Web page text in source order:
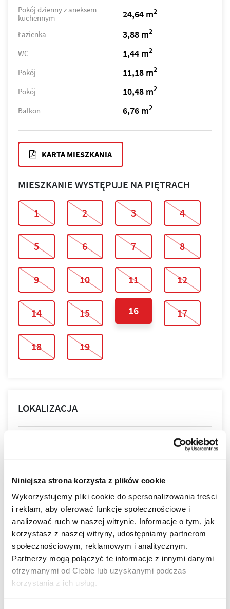
Niniejsza strona korzysta z plików cookie
Wykorzystujemy pliki cookie do spersonalizowania treści
i reklam, aby oferować funkcje społecznościowe i
analizować ruch w naszej witrynie. Informacje o tym, jak
korzystasz z naszej witryny, udostępniamy partnerom
społecznościowym, reklamowym i analitycznym.
Partnerzy mogą połączyć te informacje z innymi danymi
otrzymanymi od Ciebie lub uzyskanymi podczas
korzystania z ich usług.
Pokój dzienny z aneksem
kuchennym
24,64 m2
Łazienka 3,88 m2
WC 1,44 m2
Pokój 11,18 m2
Pokój 10,48 m2
Balkon 6,76 m2
KARTA MIESZKANIA
MIESZKANIE WYSTĘPUJE NA PIĘTRACH
1 2 3 4
5 6 7 8
9 10 11 12
14 15 16 17
18 19
LOKALIZACJA
SkyRes Mieszkania to część niezwykle prestiżowej
inwestycji pod nazwą kompleks biurowo-mieszkaniowy
Rzeszowa jest wprost idealna dla osób ceniących sobie
wielkomiejski styl życia. Nowoczesny design budynków,
wysoki standard wykończenia, garaże podziemne
spełnią wymagania nawet najbardziej wymagających
klientów.
DOWIEDZ SIĘ WIĘCEJ O LOKALIZACJI
więcej
ZALETY LOKALIZACJI
lokalizacja w centrum
nowoczesna architektura
piękne widoki na Rzeszów